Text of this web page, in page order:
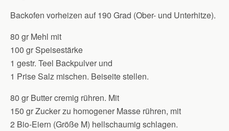
Backofen vorheizen auf 190 Grad (Ober- und Unterhitze).
80 gr Mehl mit
100 gr Speisestärke
1 gestr. Teel Backpulver und
1 Prise Salz mischen. Beiseite stellen.
80 gr Butter cremig rühren. Mit
150 gr Zucker zu homogener Masse rühren, mit
2 Bio-Eiern (Größe M) hellschaumig schlagen.